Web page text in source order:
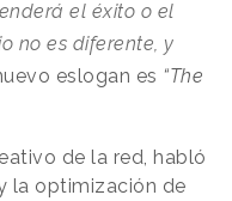
el éxito o el
no es diferente, y
eslogan es “The
de la red, habló
la optimización de